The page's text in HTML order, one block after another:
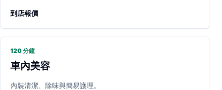
到店報價
120 分鐘
車內美容
內裝清潔、除味與簡易護理。